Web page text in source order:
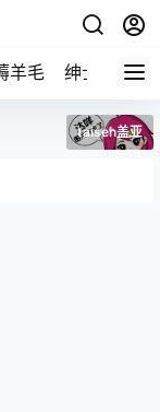
羊毛 绅士 视频
taisen盖亚